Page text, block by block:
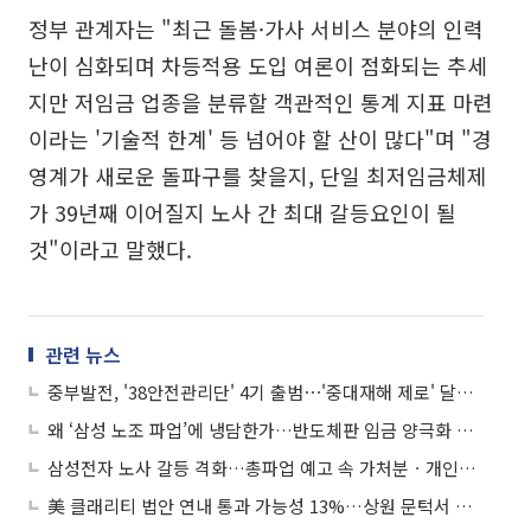
정부 관계자는 "최근 돌봄·가사 서비스 분야의 인력
난이 심화되며 차등적용 도입 여론이 점화되는 추세
지만 저임금 업종을 분류할 객관적인 통계 지표 마련
이라는 '기술적 한계' 등 넘어야 할 산이 많다"며 "경
영계가 새로운 돌파구를 찾을지, 단일 최저임금체제
가 39년째 이어질지 노사 간 최대 갈등요인이 될
것"이라고 말했다.
관련 뉴스
중부발전, '38안전관리단' 4기 출범⋯'중대재해 제로' 달성 앞장
왜 ‘삼성 노조 파업’에 냉담한가…반도체판 임금 양극화 도마
삼성전자 노사 갈등 격화…총파업 예고 속 가처분ㆍ개인정보 수사까지
美 클래리티 법안 연내 통과 가능성 13%…상원 문턱서 제동